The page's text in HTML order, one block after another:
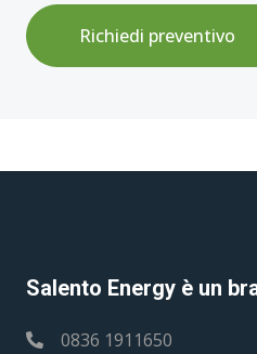
Richiedi preventivo
Salento Energy è un
0836 1911650